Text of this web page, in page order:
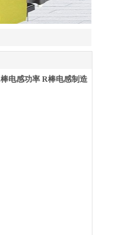
电感功率 R棒电感制造